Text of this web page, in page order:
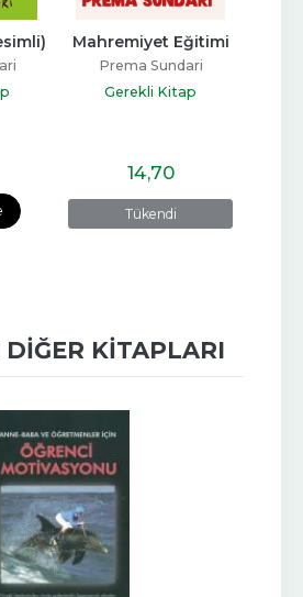
Tükendi
Mahremiyet Eğitimi
Prema Sundari
Gerekli Kitap
14,70
KITAPLARI